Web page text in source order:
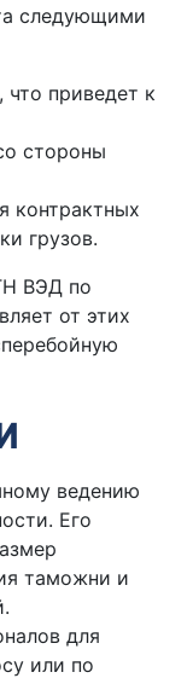
следующими
приведет к
стороны
контрактных
грузов.
ВЭД по
от этих
ведению
Его
таможни и
для
или по